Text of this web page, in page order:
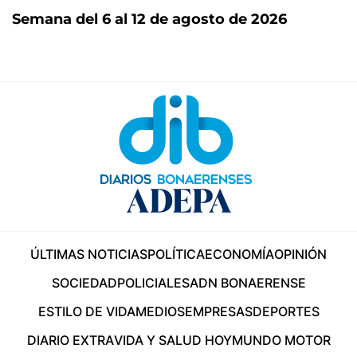
Semana del 6 al 12 de agosto de 2026
ÚLTIMAS NOTICIASPOLÍTICAECONOMÍAOPINIÓN
SOCIEDADPOLICIALESADN BONAERENSE
ESTILO DE VIDAMEDIOSEMPRESASDEPORTES
DIARIO EXTRAVIDA Y SALUD HOYMUNDO MOTOR